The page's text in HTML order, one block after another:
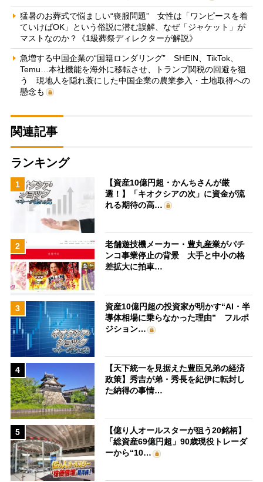
猛暑のお葬式で悩ましい“喪服問題” 女性は「ワンピースを着
ていけばOK」という俗説に潜む誤解、なぜ「ジャケット」が
マストなのか？《1級葬祭ディレクターが解説》
急増する中国企業の“国籍ロンダリング” SHEIN、TikTok、
Temu…本社機能を海外に移転させ、トランプ関税の回避を狙
う 現地人を隠れ蓑にした中国企業の農業参入・土地取得への
懸念も
関連記事
ランキング
1
【資産10億円超・かんちさんが厳
選！】「キオクシアの次」に資金が流
れる期待の高…
2
老舗遊技機メーカー・豊丸産業がパチ
ンコ事業停止の背景 大手と中小の格
差拡大に拍車…
3
資産10億円超の投資家が明かす“AI・半
導体相場に乗らなかった理由” フルポ
ジション…
4
【天下統一を見据えた豊臣兄弟の経済
政策】秀吉が弟・秀長を紀伊に転封し
た納得の事情…
5
【億り人オールスターが狙う20銘柄】
「総資産69億円超」90歳現役トレーダ
ーから“10…